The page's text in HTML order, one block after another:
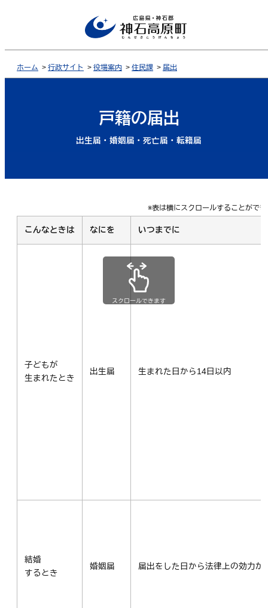
ホーム > 行政サイト > 役場案内 > 住民課 > 届出
戸籍の届出
出生届・婚姻届・死亡届・転籍届
※表は横にスクロールすることがで
こんなときは なにを いつまでに
子どもが
生まれたとき
出生届 生まれた日から14日以内
結婚
するとき
婚姻届 届出をした日から法律上の効力が
スクロールできます